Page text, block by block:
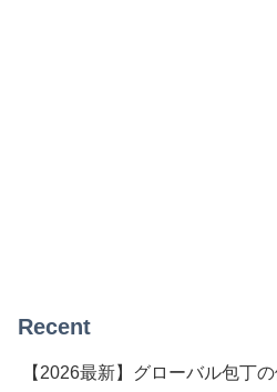
Recent
【2026最新】グローバル包丁